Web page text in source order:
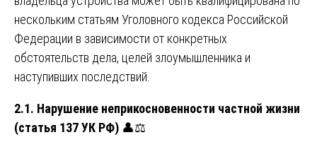
нескольким статьям Уголовного кодекса Российской
Федерации в зависимости от конкретных
обстоятельств дела, целей злоумышленника и
наступивших последствий.
2.1. Нарушение неприкосновенности частной жизни
(статья 137 УК РФ) 👤⚖️